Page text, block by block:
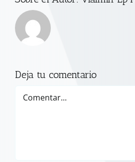
Deja tu comentario